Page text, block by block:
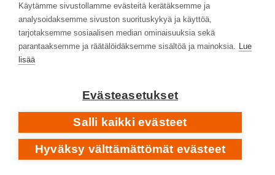
Duran Duran– iso juttu, unohdettu klassikko •Big Thing
[1988]
Lloyd Cole And The Commotions– debyyttialbumin
herkkyys teki vaikutuksen •
[1984]
– vaiston varassa eteenpäin •Movement
Pet Shop Boys– pop osuu sydämeen •Behaviour[1990]
Simple Minds– voimaa ja suurta tunnetta •Street Fighting
Käytämme sivustollamme evästeitä kerätäksemme ja
analysoidaksemme sivuston suorituskykyä ja käyttöä,
tarjotaksemme sosiaalisen median ominaisuuksia sekä
parantaaksemme ja räätälöidäksemme sisältöä ja mainoksia. Lue
lisää
Evästeasetukset
Salli kaikki evästeet
Hyväksy välttämättömät evästeet